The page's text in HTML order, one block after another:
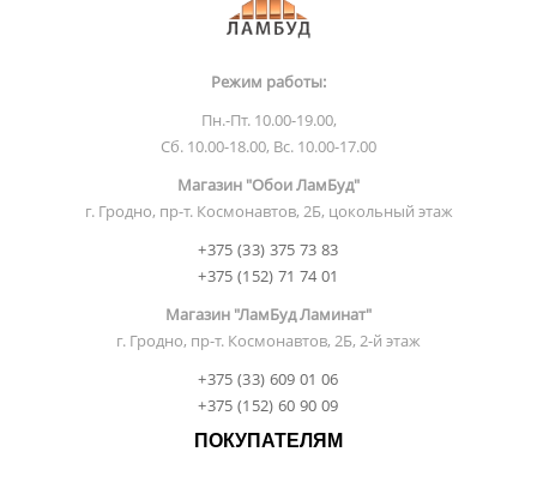
Режим работы:
Пн.-Пт. 10.00-19.00,
Сб. 10.00-18.00, Вс. 10.00-17.00
Магазин "Обои ЛамБуд"
г. Гродно, пр-т. Космонавтов, 2Б, цокольный этаж
+375 (33) 375 73 83
+375 (152) 71 74 01
Магазин "ЛамБуд Ламинат"
г. Гродно, пр-т. Космонавтов, 2Б, 2-й этаж
+375 (33) 609 01 06
+375 (152) 60 90 09
ПОКУПАТЕЛЯМ